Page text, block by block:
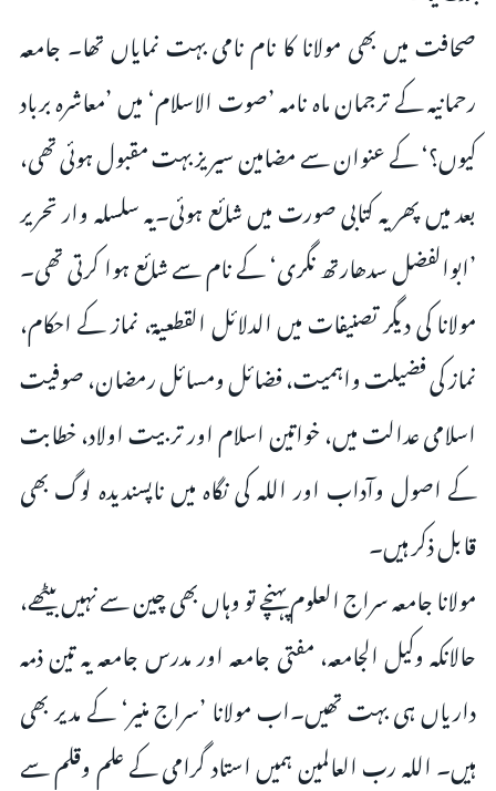
صحافت میں بھی مولانا کا نام نامی بہت نمایاں تھا۔ جامعہ
رحمانیہ کے ترجمان ماہ نامہ ’صوت الاسلام‘ میں ’معاشرہ برباد
کیوں؟‘ کے عنوان سے مضامین سیریز بہت مقبول ہوئی تھی،
بعد میں پھر یہ کتابی صورت میں شائع ہوئی۔یہ سلسلہ وار تحریر
’ابوالفضل سدھارتھ نگری‘ کے نام سے شائع ہوا کرتی تھی۔
مولانا کی دیگر تصنیفات میں الدلائل القطعیۃ، نماز کے احکام،
نماز کی فضیلت واہمیت، فضائل ومسائل رمضان، صوفیت
اسلامی عدالت میں، خواتین اسلام اور تربیت اولاد، خطابت
کے اصول وآداب اور اللہ کی نگاہ میں ناپسندیدہ لوگ بھی
قابل ذکر ہیں۔
مولانا جامعہ سراج العلوم پہنچے تو وہاں بھی چین سے نہیں بیٹھے،
حالانکہ وکیل الجامعہ، مفتی جامعہ اور مدرس جامعہ یہ تین ذمہ
داریاں ہی بہت تھیں۔اب مولانا ’سراج منیر‘ کے مدیر بھی
ہیں۔ اللہ رب العالمین ہمیں استاد گرامی کے علم وقلم سے